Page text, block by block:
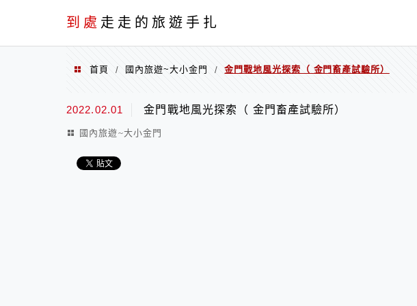
到處 走走的旅遊手扎
首頁 / 國內旅遊~大小金門 / 金門戰地風光探索（ 金門畜產試驗所）
2022.02.01 金門戰地風光探索（ 金門畜產試驗所）
國內旅遊~大小金門